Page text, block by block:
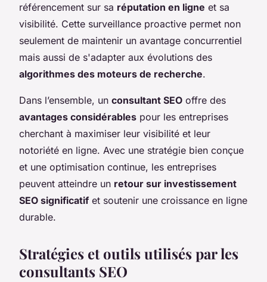
référencement sur sa réputation en ligne et sa
visibilité. Cette surveillance proactive permet non
seulement de maintenir un avantage concurrentiel
mais aussi de s'adapter aux évolutions des
algorithmes des moteurs de recherche.
Dans l’ensemble, un consultant SEO offre des
avantages considérables pour les entreprises
cherchant à maximiser leur visibilité et leur
notoriété en ligne. Avec une stratégie bien conçue
et une optimisation continue, les entreprises
peuvent atteindre un retour sur investissement
SEO significatif et soutenir une croissance en ligne
durable.
Stratégies et outils utilisés par les
consultants SEO